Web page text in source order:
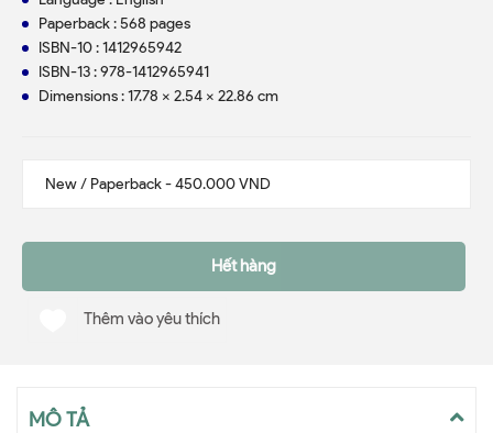
Paperback : 568 pages
ISBN-10 : 1412965942
ISBN-13 : 978-1412965941
Dimensions : 17.78 x 2.54 x 22.86 cm
Hết hàng
Thêm vào yêu thích
MÔ TẢ